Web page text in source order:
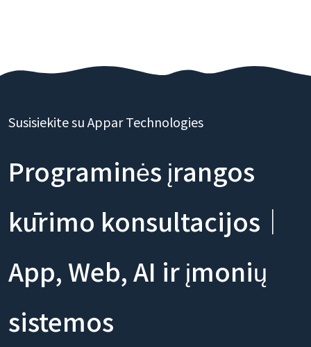
Susisiekite su Appar Technologies
Programinės įrangos
kūrimo konsultacijos｜
App, Web, AI ir įmonių
sistemos